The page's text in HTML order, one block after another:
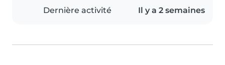
Dernière activité Il y a 2 semaines